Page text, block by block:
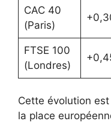
CAC 40
(Paris)
FTSE 100
(Londres)
Cette évolution
la place